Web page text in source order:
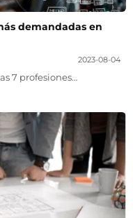
demandadas en
2023-08-04
7 profesiones…